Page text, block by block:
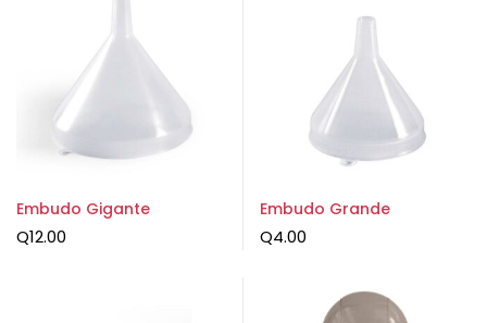
Embudo Gigante
Q12.00
Embudo Grande
Q4.00